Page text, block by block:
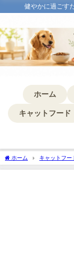
健やかに過ごす
ホーム
キャットフード
ホーム キャットフー
その理由を解説